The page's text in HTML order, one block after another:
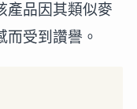
產品因其類似麥
受到讚譽。